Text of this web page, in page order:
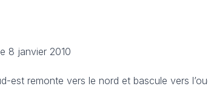
8 janvier 2010
est remonte vers le nord et bascule vers